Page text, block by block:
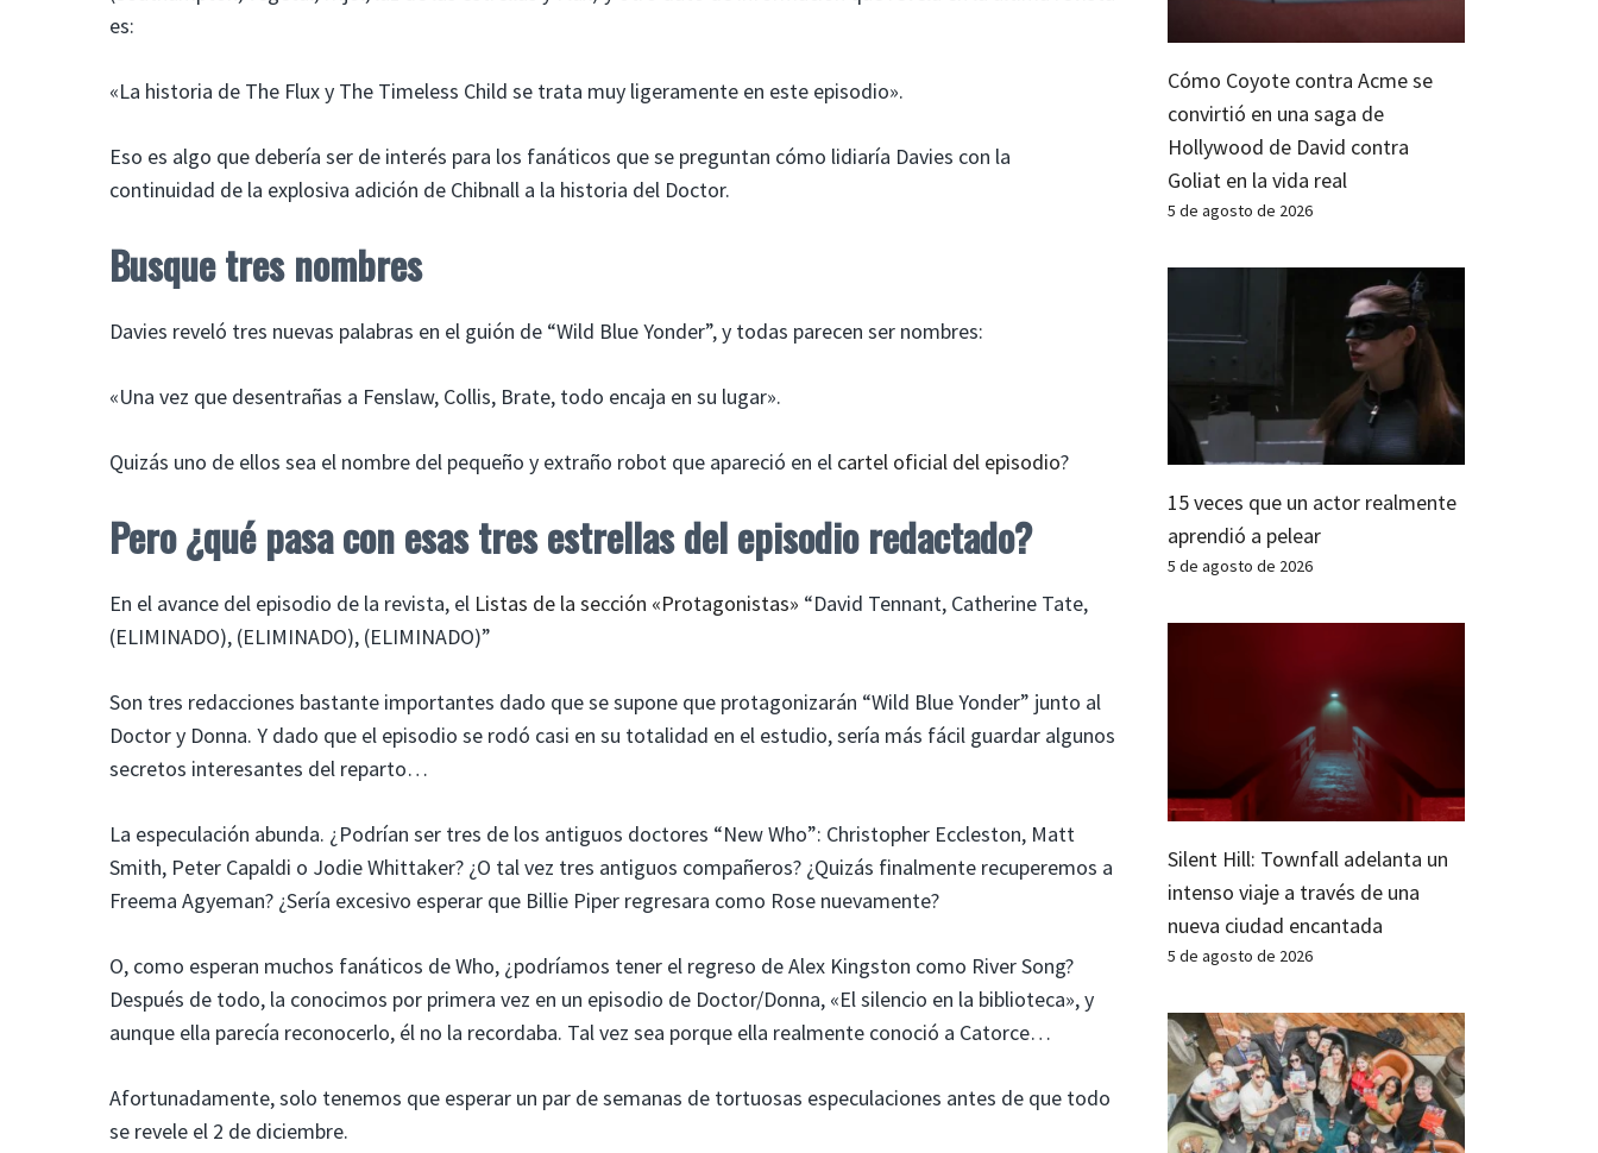
es:
«La historia de The Flux y The Timeless Child se trata muy ligeramente en este episodio».
Eso es algo que debería ser de interés para los fanáticos que se preguntan cómo lidiaría Davies con la
continuidad de la explosiva adición de Chibnall a la historia del Doctor.
Busque tres nombres
Davies reveló tres nuevas palabras en el guión de “Wild Blue Yonder”, y todas parecen ser nombres:
«Una vez que desentrañas a Fenslaw, Collis, Brate, todo encaja en su lugar».
Quizás uno de ellos sea el nombre del pequeño y extraño robot que apareció en el cartel oficial del episodio?
Pero ¿qué pasa con esas tres estrellas del episodio redactado?
En el avance del episodio de la revista, el Listas de la sección «Protagonistas» “David Tennant, Catherine Tate,
(ELIMINADO), (ELIMINADO), (ELIMINADO)”
Son tres redacciones bastante importantes dado que se supone que protagonizarán “Wild Blue Yonder” junto al
Doctor y Donna. Y dado que el episodio se rodó casi en su totalidad en el estudio, sería más fácil guardar algunos
secretos interesantes del reparto…
La especulación abunda. ¿Podrían ser tres de los antiguos doctores “New Who”: Christopher Eccleston, Matt
Smith, Peter Capaldi o Jodie Whittaker? ¿O tal vez tres antiguos compañeros? ¿Quizás finalmente recuperemos a
Freema Agyeman? ¿Sería excesivo esperar que Billie Piper regresara como Rose nuevamente?
O, como esperan muchos fanáticos de Who, ¿podríamos tener el regreso de Alex Kingston como River Song?
Después de todo, la conocimos por primera vez en un episodio de Doctor/Donna, «El silencio en la biblioteca», y
aunque ella parecía reconocerlo, él no la recordaba. Tal vez sea porque ella realmente conoció a Catorce…
Afortunadamente, solo tenemos que esperar un par de semanas de tortuosas especulaciones antes de que todo
se revele el 2 de diciembre.
Cómo Coyote contra Acme se
convirtió en una saga de
Hollywood de David contra
Goliat en la vida real
5 de agosto de 2026
15 veces que un actor realmente
aprendió a pelear
5 de agosto de 2026
Silent Hill: Townfall adelanta un
intenso viaje a través de una
nueva ciudad encantada
5 de agosto de 2026